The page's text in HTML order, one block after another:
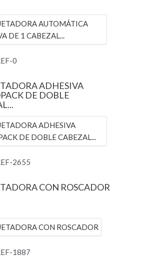
0
ADHESIVA
DE DOBLE
2655
CON ROSCADOR
1887